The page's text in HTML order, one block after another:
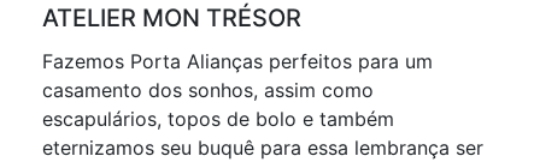
ATELIER MON TRÉSOR
Fazemos Porta Alianças perfeitos para um
casamento dos sonhos, assim como
escapulários, topos de bolo e também
eternizamos seu buquê para essa lembrança ser